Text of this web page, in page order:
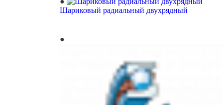
Шариковый радиальный двухрядный